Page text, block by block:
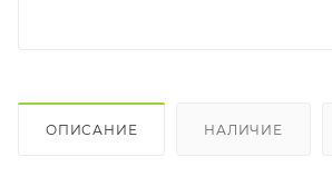
ОПИСАНИЕ НАЛИЧИЕ